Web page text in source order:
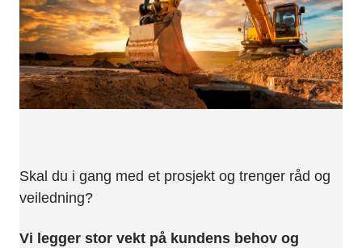
Skal du i gang med et prosjekt og trenger råd og
veiledning?
Vi legger stor vekt på kundens behov og